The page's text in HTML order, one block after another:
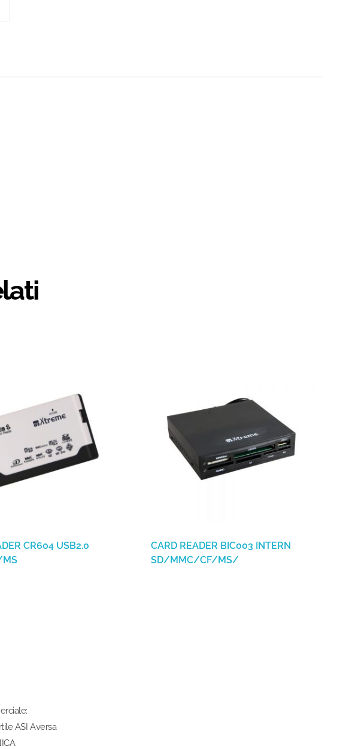
CR604 USB2.0
CARD READER BIC003 INTERN
SD/MMC/CF/MS/
ASI Aversa